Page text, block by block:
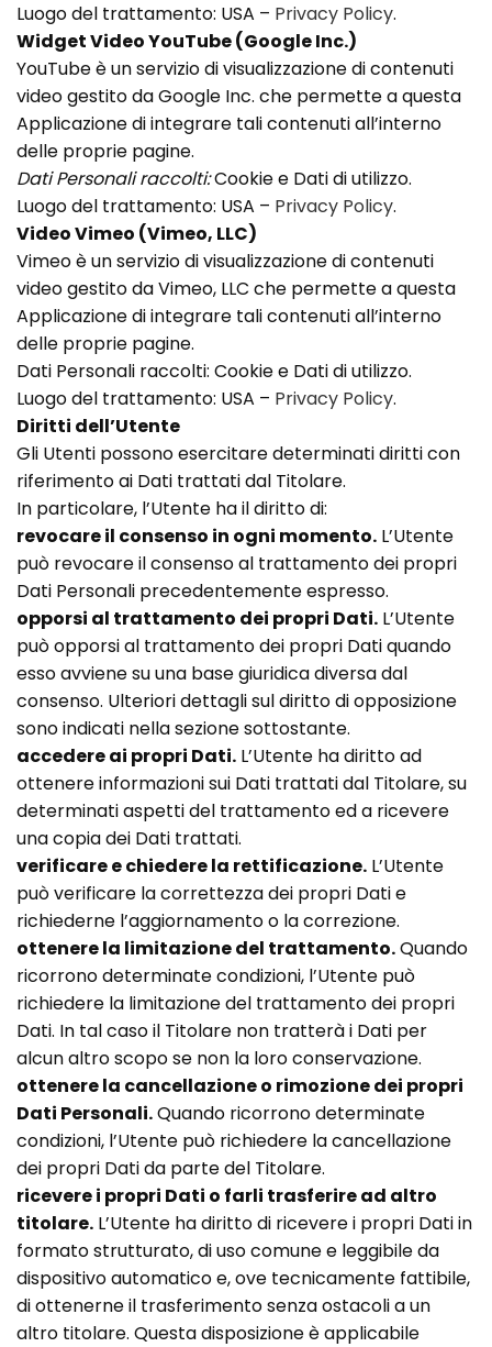
Luogo del trattamento: USA – Privacy Policy.
Widget Video YouTube (Google Inc.)
YouTube è un servizio di visualizzazione di contenuti
video gestito da Google Inc. che permette a questa
Applicazione di integrare tali contenuti all’interno
delle proprie pagine.
Dati Personali raccolti:Cookie e Dati di utilizzo.
Luogo del trattamento: USA – Privacy Policy.
Video Vimeo (Vimeo, LLC)
Vimeo è un servizio di visualizzazione di contenuti
video gestito da Vimeo, LLC che permette a questa
Applicazione di integrare tali contenuti all’interno
delle proprie pagine.
Dati Personali raccolti: Cookie e Dati di utilizzo.
Luogo del trattamento: USA – Privacy Policy.
Diritti dell’Utente
Gli Utenti possono esercitare determinati diritti con
riferimento ai Dati trattati dal Titolare.
In particolare, l’Utente ha il diritto di:
revocare il consenso in ogni momento. L’Utente
può revocare il consenso al trattamento dei propri
Dati Personali precedentemente espresso.
opporsi al trattamento dei propri Dati. L’Utente
può opporsi al trattamento dei propri Dati quando
esso avviene su una base giuridica diversa dal
consenso. Ulteriori dettagli sul diritto di opposizione
sono indicati nella sezione sottostante.
accedere ai propri Dati. L’Utente ha diritto ad
ottenere informazioni sui Dati trattati dal Titolare, su
determinati aspetti del trattamento ed a ricevere
una copia dei Dati trattati.
verificare e chiedere la rettificazione. L’Utente
può verificare la correttezza dei propri Dati e
richiederne l’aggiornamento o la correzione.
ottenere la limitazione del trattamento.Quando
ricorrono determinate condizioni, l’Utente può
richiedere la limitazione del trattamento dei propri
Dati. In tal caso il Titolare non tratterà i Dati per
alcun altro scopo se non la loro conservazione.
ottenere la cancellazione o rimozione dei propri
Dati Personali.Quando ricorrono determinate
condizioni, l’Utente può richiedere la cancellazione
dei propri Dati da parte del Titolare.
ricevere i propri Dati o farli trasferire ad altro
titolare. L’Utente ha diritto di ricevere i propri Dati in
formato strutturato, di uso comune e leggibile da
dispositivo automatico e, ove tecnicamente fattibile,
di ottenerne il trasferimento senza ostacoli a un
altro titolare. Questa disposizione è applicabile